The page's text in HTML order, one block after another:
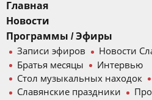
Главная
Новости
Программы / Эфиры
Записи эфиров
Новости
Братья месяцы
Интервью
Стол музыкальных находок
Славянские праздники